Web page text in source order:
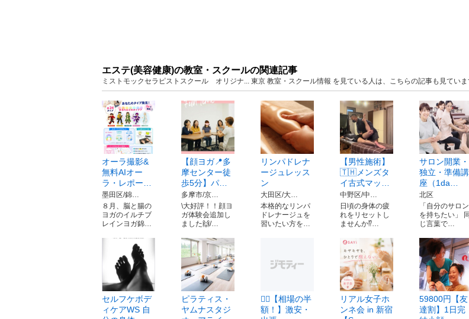
エステ(美容健康)の教室・スクールの関連記事
ミストモックセラピストスクール オリジナ... 東京 教室・スクール情報 を見ている人は、こちらの記事も見ていま
オーラ撮影&
無料AIオー
ラ・レポー…
墨田区/錦…
８月、脳と腸の
ヨガのイルチブ
レインヨガ錦…
【顔ヨガ📍多
摩センター徒
歩5分】パ…
多摩市/京…
\大好評！！顔ヨ
ガ体験会追加し
ました🙌/…
リンパドレナ
ージュレッス
ン
大田区/大…
本格的なリンパ
ドレナージュを
習いたい方を…
【男性施術】
🇹🇭メンズタ
イ古式マッ…
中野区/中…
日頃の身体の疲
れをリセットし
ませんか⁉️…
サロン開業・
独立・準備講
座（1da…
北区
「自分のサロン
を持ちたい」
じ言葉で…
セルフケボデ
ィケアWS 自
ピラティス・
ヤムナスタジ
🚶‍♂️【相場の半
額！】激安・
リアル女子ホ
ンネ会 in 新宿
59800円【友
達割】1日完